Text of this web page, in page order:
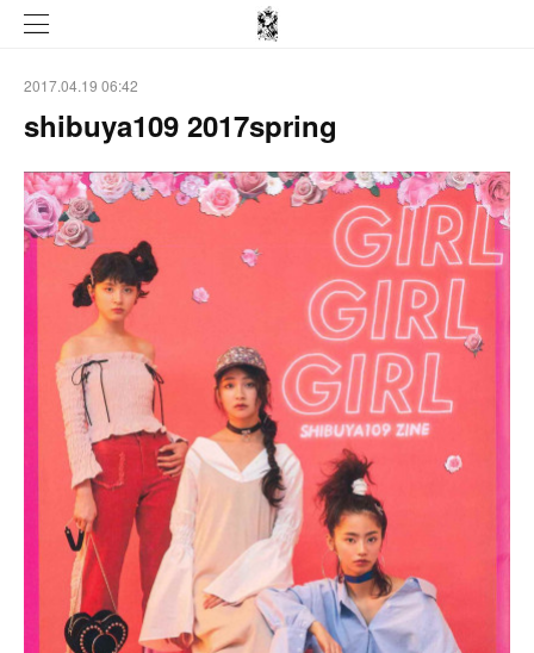
2017.04.19 06:42
shibuya109 2017spring